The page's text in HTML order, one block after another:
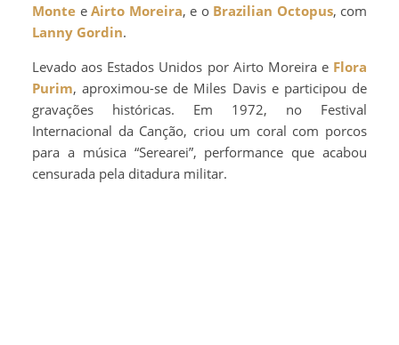
Monte e Airto Moreira, e o Brazilian Octopus, com
Lanny Gordin.
Levado aos Estados Unidos por Airto Moreira e Flora
Purim, aproximou-se de Miles Davis e participou de
gravações históricas. Em 1972, no Festival
Internacional da Canção, criou um coral com porcos
para a música “Serearei”, performance que acabou
censurada pela ditadura militar.